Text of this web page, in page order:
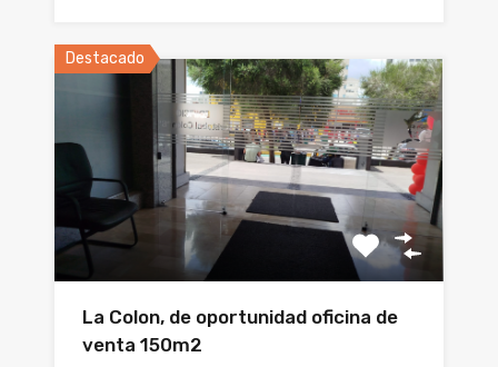
Destacado
La Colon, de oportunidad oficina de
venta 150m2